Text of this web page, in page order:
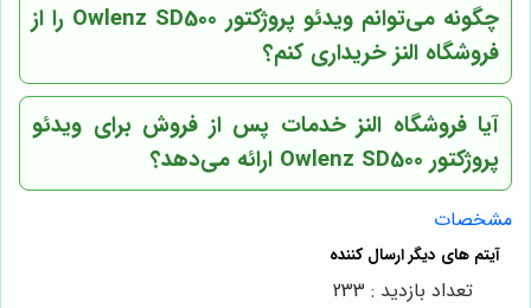
چگونه می‌توانم ویدئو پروژکتور Owlenz SD500 را از
فروشگاه النز خریداری کنم؟
آیا فروشگاه النز خدمات پس از فروش برای ویدئو
پروژکتور Owlenz SD500 ارائه می‌دهد؟
مشخصات
تعداد بازدید : 233